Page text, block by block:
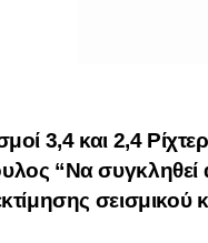
3,4 και 2,4
“Να συγκληθεί
σεισμικού